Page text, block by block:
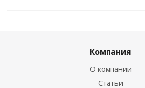
Компания
О компании
Статьи